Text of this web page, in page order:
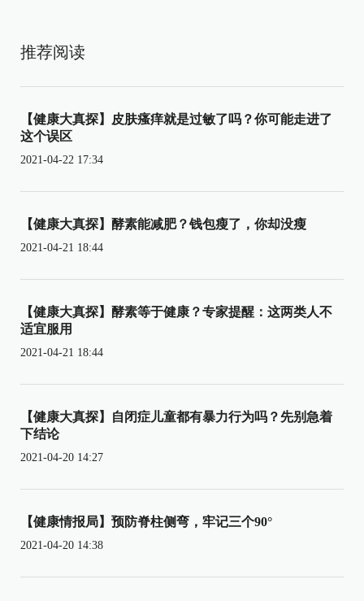
推荐阅读
【健康大真探】皮肤瘙痒就是过敏了吗？你可能走进了
这个误区
2021-04-22 17:34
【健康大真探】酵素能减肥？钱包瘦了，你却没瘦
2021-04-21 18:44
【健康大真探】酵素等于健康？专家提醒：这两类人不
适宜服用
2021-04-21 18:44
【健康大真探】自闭症儿童都有暴力行为吗？先别急着
下结论
2021-04-20 14:27
【健康情报局】预防脊柱侧弯，牢记三个90°
2021-04-20 14:38